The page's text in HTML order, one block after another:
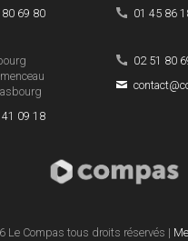
69 80
01 45 86
09 18
02 51 80
Le Compas tous droits réservés |